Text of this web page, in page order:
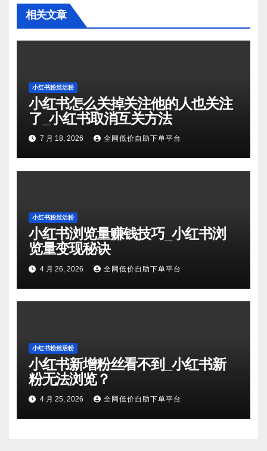
相关文章
小红书粉丝活粉
小红书怎么关掉关注他的人也关注
了_小红书取消互关方法
7 月 18, 2026 全网低价自助下单平台
小红书粉丝活粉
小红书浏览量赚钱技巧_小红书浏
览量变现秘诀
4 月 26, 2026 全网低价自助下单平台
小红书粉丝活粉
小红书新增粉丝看不到_小红书新
粉无法浏览？
4 月 25, 2026 全网低价自助下单平台